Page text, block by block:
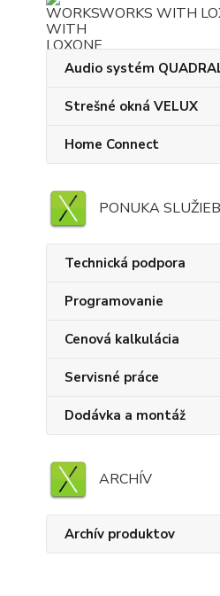
WORKS WITH
Audio systém
Strešné okná VELUX
Home Connect
PONUKA SLUŽIEB
Technická podpora
Programovanie
Cenová kalkulácia
Servisné práce
Dodávka a montáž
ARCHÍV
Archív produktov